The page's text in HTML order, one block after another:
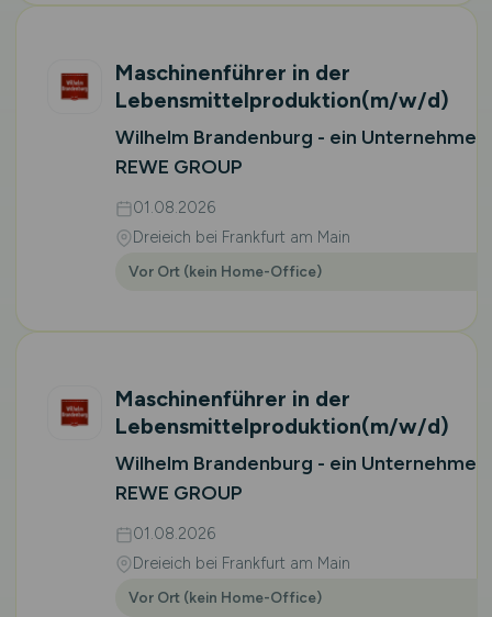
Maschinenführer in der
Lebensmittelproduktion(m/w/d)
Wilhelm Brandenburg - ein
REWE GROUP
01.08.2026
Dreieich bei Frankfurt am Main
Vor Ort (kein Home-Office)
Maschinenführer in der
Lebensmittelproduktion(m/w/d)
Wilhelm Brandenburg - ein
REWE GROUP
01.08.2026
Dreieich bei Frankfurt am Main
Vor Ort (kein Home-Office)